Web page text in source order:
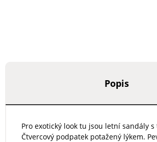
Popis
Pro exotický look tu jsou letní sandály
Čtvercový podpatek potažený lýkem.